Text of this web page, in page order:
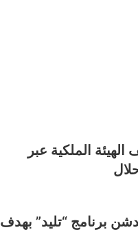
الملكية عبر
برنامج “تليد” بهدف